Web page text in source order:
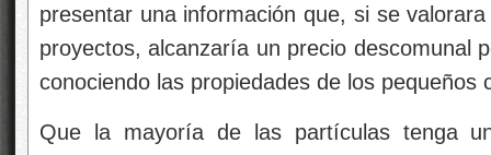
presentar una información que, si se
proyectos, alcanzaría un precio descomunal
conociendo las propiedades de los pequeños
Que la mayoría de las partículas tenga